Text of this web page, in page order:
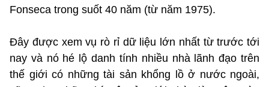
Fonseca trong suốt 40 năm (từ năm 1975).
Đây được xem vụ rò rỉ dữ liệu lớn nhất từ trước tới
nay và nó hé lộ danh tính nhiều nhà lãnh đạo trên
thế giới có những tài sản khổng lồ ở nước ngoài,